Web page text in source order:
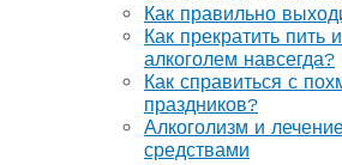
Как правильно
Как прекратить пить
алкоголем навсегда?
Как справиться с
праздников?
Алкоголизм и
средствами